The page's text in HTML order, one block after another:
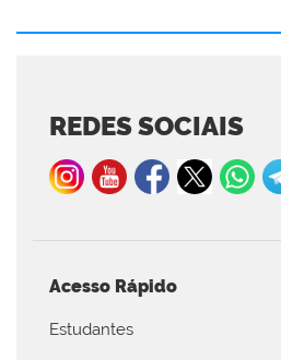
REDES SOCIAIS
Acesso Rápido
Estudantes